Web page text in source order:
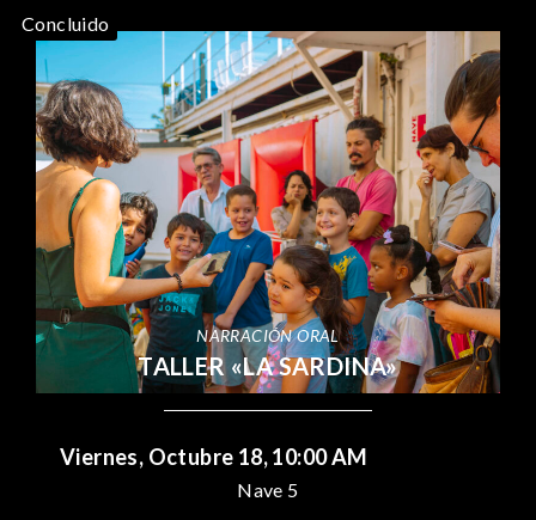
Concluido
NARRACIÓN ORAL
TALLER «LA SARDINA»
Viernes, Octubre 18, 10:00 AM
Nave 5